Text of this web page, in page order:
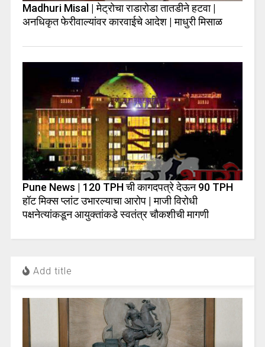
Madhuri Misal | मेट्रोचा राडारोडा तातडीने हटवा |
अनधिकृत फेरीवाल्यांवर कारवाईचे आदेश | माधुरी मिसाळ
Pune News | 120 TPH ची कागदपत्रे देऊन 90 TPH
हॉट मिक्स प्लांट उभारल्याचा आरोप | माजी विरोधी
पक्षनेत्यांकडून आयुक्तांकडे स्वतंत्र चौकशीची मागणी
Add title